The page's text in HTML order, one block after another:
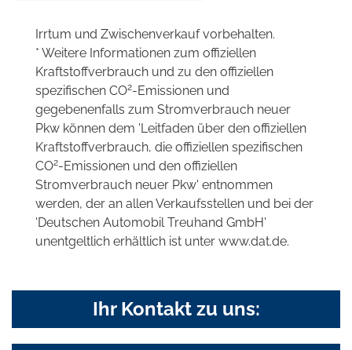
Irrtum und Zwischenverkauf vorbehalten.
* Weitere Informationen zum offiziellen
Kraftstoffverbrauch und zu den offiziellen
spezifischen CO2-Emissionen und
gegebenenfalls zum Stromverbrauch neuer
Pkw können dem 'Leitfaden über den offiziellen
Kraftstoffverbrauch, die offiziellen spezifischen
CO2-Emissionen und den offiziellen
Stromverbrauch neuer Pkw' entnommen
werden, der an allen Verkaufsstellen und bei der
'Deutschen Automobil Treuhand GmbH'
unentgeltlich erhältlich ist unter www.dat.de.
Ihr Kontakt zu uns: